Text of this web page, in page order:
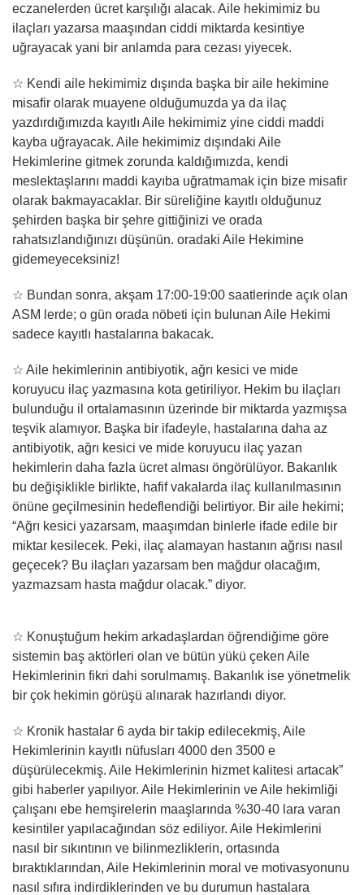
eczanelerden ücret karşılığı alacak. Aile hekimimiz bu
ilaçları yazarsa maaşından ciddi miktarda kesintiye
uğrayacak yani bir anlamda para cezası yiyecek.
☆ Kendi aile hekimimiz dışında başka bir aile hekimine
misafir olarak muayene olduğumuzda ya da ilaç
yazdırdığımızda kayıtlı Aile hekimimiz yine ciddi maddi
kayba uğrayacak. Aile hekimimiz dışındaki Aile
Hekimlerine gitmek zorunda kaldığımızda, kendi
meslektaşlarını maddi kayıba uğratmamak için bize misafir
olarak bakmayacaklar. Bir süreliğine kayıtlı olduğunuz
şehirden başka bir şehre gittiğinizi ve orada
rahatsızlandığınızı düşünün. oradaki Aile Hekimine
gidemeyeceksiniz!
☆ Bundan sonra, akşam 17:00-19:00 saatlerinde açık olan
ASM lerde; o gün orada nöbeti için bulunan Aile Hekimi
sadece kayıtlı hastalarına bakacak.
☆ Aile hekimlerinin antibiyotik, ağrı kesici ve mide
koruyucu ilaç yazmasına kota getiriliyor. Hekim bu ilaçları
bulunduğu il ortalamasının üzerinde bir miktarda yazmışsa
teşvik alamıyor. Başka bir ifadeyle, hastalarına daha az
antibiyotik, ağrı kesici ve mide koruyucu ilaç yazan
hekimlerin daha fazla ücret alması öngörülüyor. Bakanlık
bu değişiklikle birlikte, hafif vakalarda ilaç kullanılmasının
önüne geçilmesinin hedeflendiği belirtiyor. Bir aile hekimi;
“Ağrı kesici yazarsam, maaşımdan binlerle ifade edile bir
miktar kesilecek. Peki, ilaç alamayan hastanın ağrısı nasıl
geçecek? Bu ilaçları yazarsam ben mağdur olacağım,
yazmazsam hasta mağdur olacak.” diyor.
☆ Konuştuğum hekim arkadaşlardan öğrendiğime göre
sistemin baş aktörleri olan ve bütün yükü çeken Aile
Hekimlerinin fikri dahi sorulmamış. Bakanlık ise yönetmelik
bir çok hekimin görüşü alınarak hazırlandı diyor.
☆ Kronik hastalar 6 ayda bir takip edilecekmiş, Aile
Hekimlerinin kayıtlı nüfusları 4000 den 3500 e
düşürülecekmiş. Aile Hekimlerinin hizmet kalitesi artacak”
gibi haberler yapılıyor. Aile Hekimlerinin ve Aile hekimliği
çalışanı ebe hemşirelerin maaşlarında %30-40 lara varan
kesintiler yapılacağından söz ediliyor. Aile Hekimlerini
nasıl bir sıkıntının ve bilinmezliklerin, ortasında
bıraktıklarından, Aile Hekimlerinin moral ve motivasyonunu
nasıl sıfıra indirdiklerinden ve bu durumun hastalara